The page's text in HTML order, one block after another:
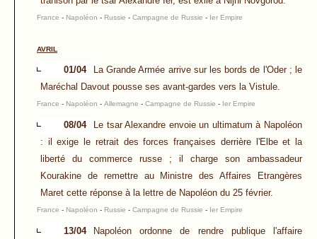
France - Napoléon - Russie - Campagne de Russie - Ier Empire
AVRIL
01/04
La Grande Armée arrive sur les bords de l'Oder ; le
Maréchal Davout pousse ses avant-gardes vers la Vistule.
France - Napoléon - Allemagne - Campagne de Russie - Ier Empire
08/04
Le tsar Alexandre envoie un ultimatum à Napoléon
: il exige le retrait des forces françaises derrière l'Elbe et la
liberté du commerce russe ; il charge son ambassadeur
Kourakine de remettre au Ministre des Affaires Etrangères
Maret cette réponse à la lettre de Napoléon du 25 février.
France - Napoléon - Russie - Campagne de Russie - Ier Empire
13/04
Napoléon ordonne de rendre publique l'affaire